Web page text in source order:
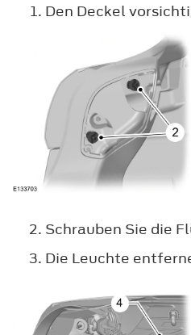
Den Deckel
Schrauben Sie die
Die Leuchte